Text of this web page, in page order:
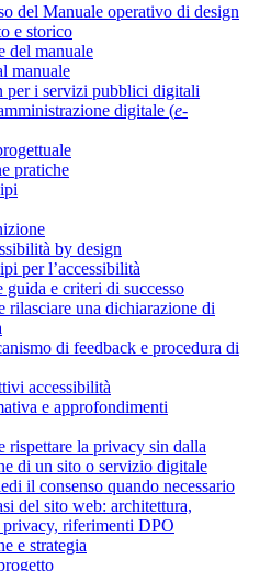
del Manuale operativo di design
e storico
del manuale
manuale
per i servizi pubblici digitali
digitale (e-
pratiche
by design
per l’accessibilità
guida e criteri di successo
rilasciare una dichiarazione di
di feedback e procedura di
accessibilità
e approfondimenti
rispettare la privacy sin dalla
di un sito o servizio digitale
il consenso quando necessario
del sito web: architettura,
riferimenti DPO
e strategia